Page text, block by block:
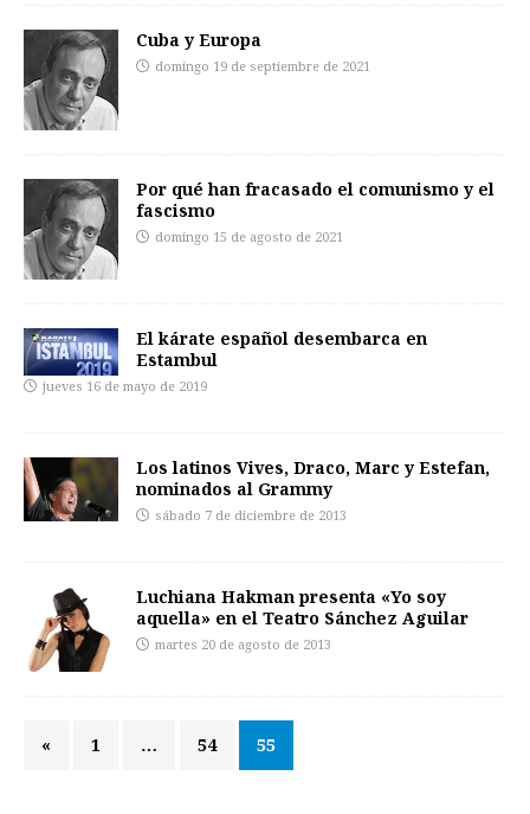
Cuba y Europa
domingo 19 de septiembre de 2021
Por qué han fracasado el comunismo y el
fascismo
domingo 15 de agosto de 2021
El kárate español desembarca en
Estambul
jueves 16 de mayo de 2019
Los latinos Vives, Draco, Marc y Estefan,
nominados al Grammy
sábado 7 de diciembre de 2013
Luchiana Hakman presenta «Yo soy
aquella» en el Teatro Sánchez Aguilar
martes 20 de agosto de 2013
« 1 … 54 55